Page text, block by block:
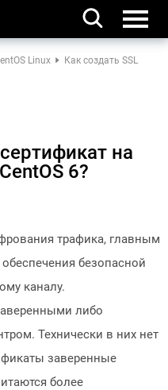
Linux
Как создать SSL
на
6?
трафика, главным
безопасной
каналу.
либо
Технически в них нет
заверенные
более